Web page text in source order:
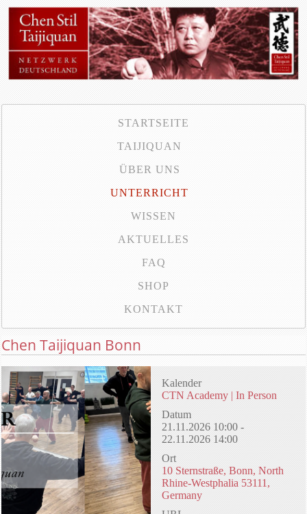
STARTSEITE
TAIJIQUAN
ÜBER UNS
UNTERRICHT
WISSEN
AKTUELLES
FAQ
SHOP
KONTAKT
Chen Taijiquan Bonn
Kalender
CTN Academy | In Person
Datum
21.11.2026 10:00 -
22.11.2026 14:00
Ort
10 Sternstraße, Bonn, North
Rhine-Westphalia 53111,
Germany